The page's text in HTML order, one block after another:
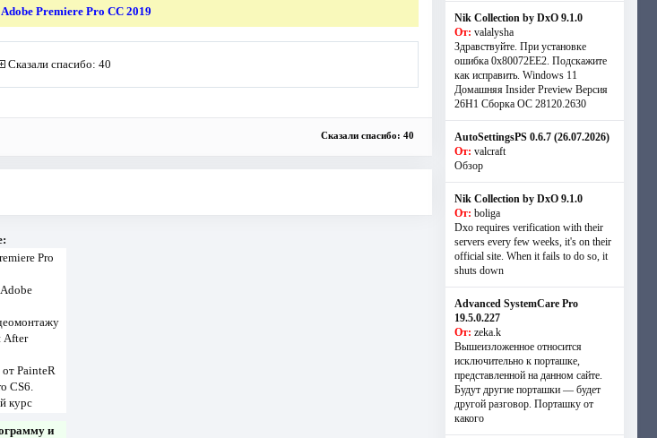
Adobe Premiere Pro CC 2019
Сказали спасибо: 40
Сказали спасибо: 40
Pro
After
PainteR
CS6.
курс
и
Nik Collection by DxO 9.1.0
От: valalysha
Здравствуйте. При установке
ошибка 0х80072EE2. Подскажите
как исправить. Windows 11
Домашняя Insider Preview Версия
26H1 Сборка ОС 28120.2630
AutoSettingsPS 0.6.7 (26.07.2026)
От: valcraft
Обзор
Nik Collection by DxO 9.1.0
От: boliga
Dxo requires verification with their
servers every few weeks, it's on their
official site. When it fails to do so, it
shuts down
Advanced SystemCare Pro
19.5.0.227
От: zeka.k
Вышеизложенное относится
исключительно к порташке,
представленной на данном сайте.
Будут другие порташки — будет
другой разговор. Порташку от
какого